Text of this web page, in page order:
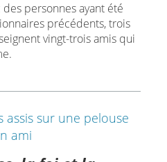
personnes ayant été
précédents, trois
vingt-trois amis qui